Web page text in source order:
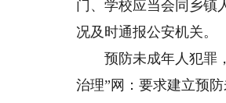
门、学校应当会同乡镇
况及时通报公安机关。
预防未成年人犯罪，
治理”网：要求建立预